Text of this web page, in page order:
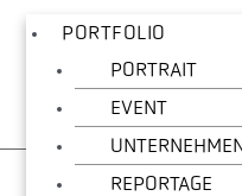
PORTFOLIO
PORTRAIT
EVENT
REPORTAGE
Nächste SerieKunsthalle